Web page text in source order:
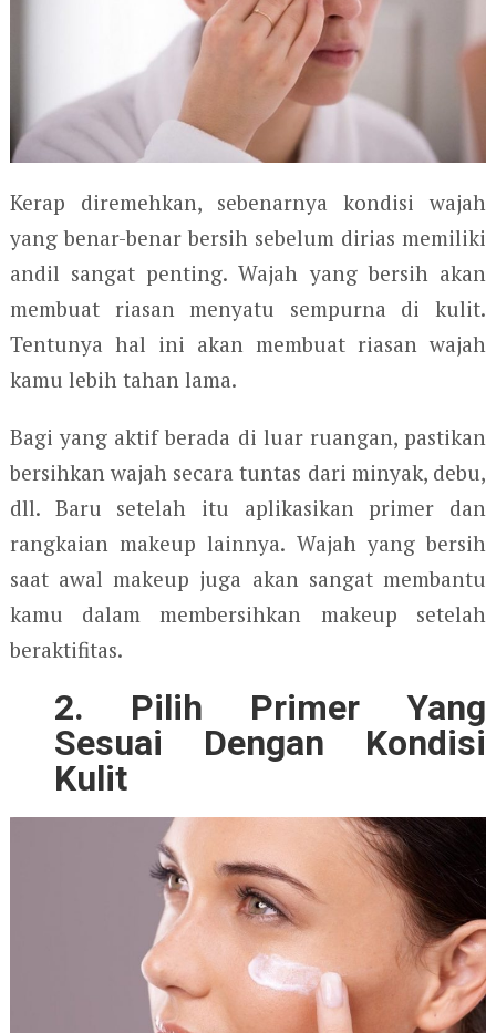
Kerap diremehkan, sebenarnya kondisi wajah
yang benar-benar bersih sebelum dirias memiliki
andil sangat penting. Wajah yang bersih akan
membuat riasan menyatu sempurna di kulit.
Tentunya hal ini akan membuat riasan wajah
kamu lebih tahan lama.
Bagi yang aktif berada di luar ruangan, pastikan
bersihkan wajah secara tuntas dari minyak, debu,
dll. Baru setelah itu aplikasikan primer dan
rangkaian makeup lainnya. Wajah yang bersih
saat awal makeup juga akan sangat membantu
kamu dalam membersihkan makeup setelah
beraktifitas.
2. Pilih Primer Yang
Sesuai Dengan Kondisi
Kulit